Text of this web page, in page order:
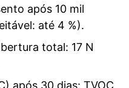
após 10 mil
até 4 %).
total: 17 N
após 30 dias: TVOC